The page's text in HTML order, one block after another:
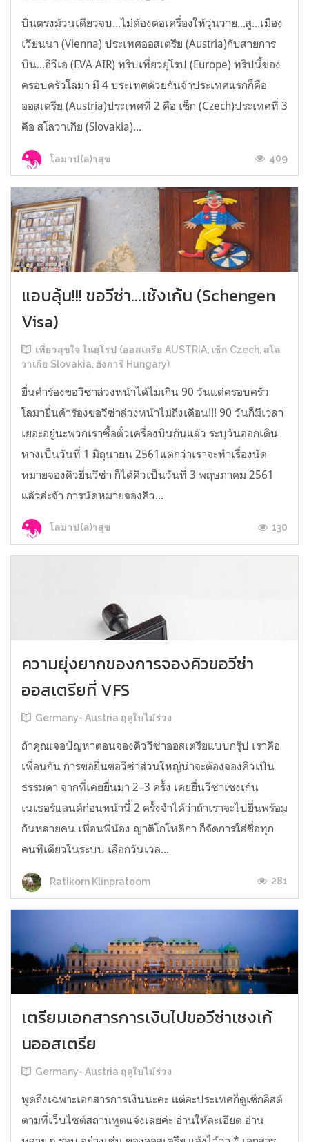
บินตรงม้วนเดียวจบ...ไม่ต้องต่อเครื่องให้วุ่นวาย...สู่...เมือง
เวียนนา (Vienna) ประเทศออสเตรีย (Austria)กับสายการ
บิน...อีวีเอ (EVA AIR) ทริปเที่ยวยุโรป (Europe) ทริปนี้ของ
ครอบครัวโลมา มี 4 ประเทศด้วยกันจ้าประเทศแรกก็คือ
ออสเตรีย (Austria)ประเทศที่ 2 คือ เช็ก (Czech)ประเทศที่ 3
คือ สโลวาเกีย (Slovakia)...
โลมาป(ล)าสุข 409
แอบลุ้น!!! ขอวีซ่า...เช้งเก้น (Schengen
Visa)
เที่ยวสุขใจ ในยุโรป (ออสเตรีย AUSTRIA, เช็ก Czech, สโล
วาเกีย Slovakia, ฮังการี Hungary)
ยื่นคำร้องขอวีซ่าล่วงหน้าได้ไม่เกิน 90 วันแต่ครอบครัว
โลมายื่นคำร้องขอวีซ่าล่วงหน้าไม่ถึงเดือน!!! 90 วันก็มีเวลา
เยอะอยู่นะพวกเราซื้อตั๋วเครื่องบินกันแล้ว ระบุวันออกเดิน
ทางเป็นวันที่ 1 มิถุนายน 2561แต่กว่าเราจะทำเรื่องนัด
หมายจองคิวยื่นวีซ่า ก็ได้คิวเป็นวันที่ 3 พฤษภาคม 2561
แล้วล่ะจ้า การนัดหมายจองคิว...
โลมาป(ล)าสุข 130
ความยุ่งยากของการจองคิวขอวีซ่า
ออสเตรียที่ VFS
Germany- Austria ฤดูใบไม้ร่วง
ถ้าคุณเจอปัญหาตอนจองคิววีซ่าออสเตรียแบบกรุ๊ป เราคือ
เพื่อนกัน การขอยื่นขอวีซ่าส่วนใหญ่น่าจะต้องจองคิวเป็น
ธรรมดา จากที่เคยยื่นมา 2–3 ครั้ง เคยยื่นวีซ่าเชงเก้น
เนเธอร์แลนด์ก่อนหน้านี้ 2 ครั้งจำได้ว่าถ้าเราจะไปยื่นพร้อม
กันหลายคน เพื่อนพี่น้อง ญาติโกโหติกา ก็จัดการใส่ชื่อทุก
คนทีเดียวในระบบ เลือกวันเวล...
Ratikorn Klinpratoom 281
เตรียมเอกสารการเงินไปขอวีซ่าเชงเก้
นออสเตรีย
Germany- Austria ฤดูใบไม้ร่วง
พูดถึงเฉพาะเอกสารการเงินนะคะ แต่ละประเทศก็ดูเช็กลิสต์
ตามที่เว็บไซต์สถานทูตแจ้งเลยค่ะ อ่านให้ละเอียด อ่าน